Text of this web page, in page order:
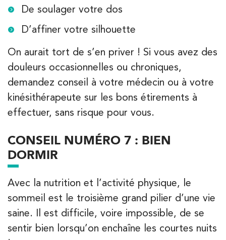
De soulager votre dos
D’affiner votre silhouette
On aurait tort de s’en priver ! Si vous avez des
douleurs occasionnelles ou chroniques,
demandez conseil à votre médecin ou à votre
kinésithérapeute sur les bons étirements à
effectuer, sans risque pour vous.
CONSEIL NUMÉRO 7 : BIEN
DORMIR
Avec la nutrition et l’activité physique, le
sommeil est le troisième grand pilier d’une vie
saine. Il est difficile, voire impossible, de se
sentir bien lorsqu’on enchaîne les courtes nuits